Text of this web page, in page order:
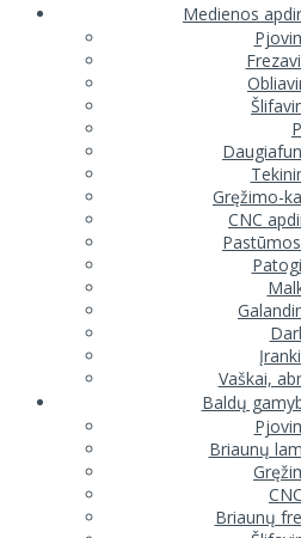
Medienos
Gręžimo-
CNC
Vaškai,
Baldų
Briaunų
Briaunų